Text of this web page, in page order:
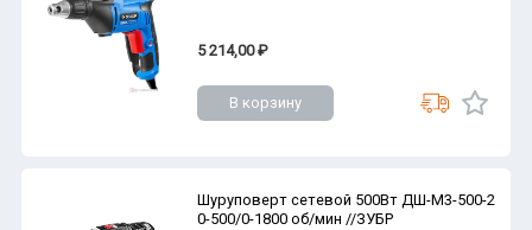
5 214,00 ₽
В корзину
Шуруповерт сетевой 500Вт ДШ-М3-500-2
0-500/0-1800 об/мин //ЗУБР